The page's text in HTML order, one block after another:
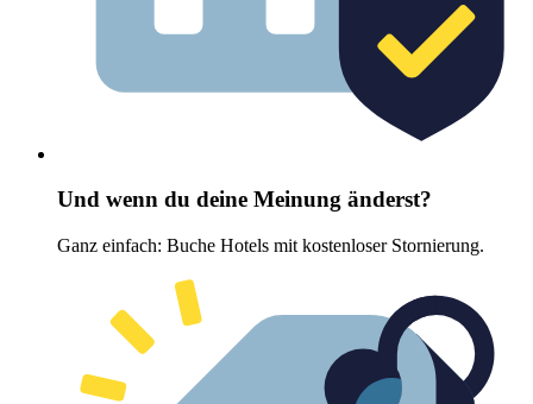
Und wenn du deine Meinung änderst?
Ganz einfach: Buche Hotels mit kostenloser Stornierung.